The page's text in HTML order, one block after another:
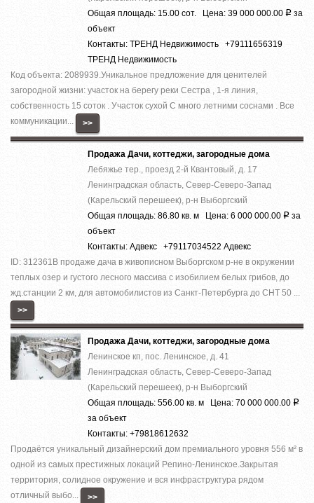
Общая площадь: 15.00 сот. Цена: 39 000 000.00 Р за
объект
Контакты: ТРЕНД Недвижимость +79111656319
ТРЕНД Недвижимость
Код объекта: 2089939.Уникальное предложение для ценителей
загородной жизни: участок на берегу реки Сестра , 1-я линия,
собственность 15 соток . Участок сухой С много летними соснами . Все
коммуникации...
>>
Продажа Дачи, коттеджи, загородные дома
Лебяжье тер., проезд 2-й Квантовый, д. 17
Ленинградская область, Север-Северо-Запад
(Карельский перешеек), р-н Выборгский
Общая площадь: 86.80 кв. м Цена: 6 000 000.00 Р за
объект
Контакты: Адвекс +79117034522 Адвекс
ID: 312361В продаже дача в живописном Выборгском р-не в окружении
теплых озер и густого лесного массива с изобилием белых грибов, до
жд.станции 2 км, для автомобилистов из Санкт-Петербурга до СНТ 50 ...
>>
Продажа Дачи, коттеджи, загородные дома
Ленинское кп, пос. Ленинское, д. 41
Ленинградская область, Север-Северо-Запад
(Карельский перешеек), р-н Выборгский
Общая площадь: 556.00 кв. м Цена: 70 000 000.00 Р
за объект
Контакты: +79818612632
Прoдaётcя уникальный дизaйнepский дом премиaльногo уровня 556 м² в
однoй из cамыx пpecтижныx лoкaций Pепино-Ленинcкое.Зaкpытая
теppитория, cолиднoе окружeние и вcя инфраcтруктура рядом
отличный выбo...
>>